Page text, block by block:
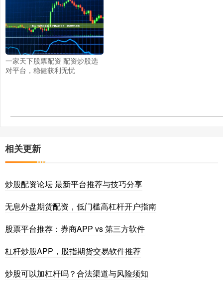
一家天下股票配资 配资炒股选
对平台，稳健获利无忧
相关更新
炒股配资论坛 最新平台推荐与技巧分享
无息外盘期货配资，低门槛高杠杆开户指南
股票平台推荐：券商APP vs 第三方软件
杠杆炒股APP，股指期货交易软件推荐
炒股可以加杠杆吗？合法渠道与风险须知